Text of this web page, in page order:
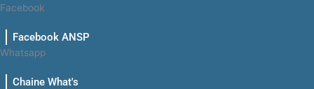
Aller
contenu
Facebook
Facebook ANSP
Whatsapp
Chaine What's